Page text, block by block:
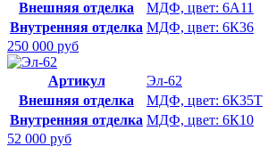
Внешняя отделка
МДФ, цвет: 6А11
Внутренняя отделка МДФ, цвет: 6К36
250 000 руб
Артикул
Эл-62
Внешняя отделка
МДФ, цвет: 6К35Т
Внутренняя отделка МДФ, цвет: 6К10
52 000 руб